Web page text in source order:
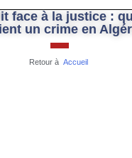
face à la justice :
un crime en
Retour à Accueil